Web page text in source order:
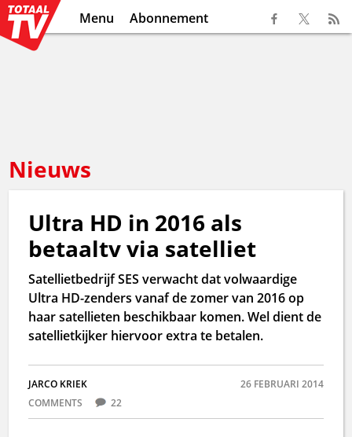
Menu Abonnement
Nieuws
Ultra HD in 2016 als
betaaltv via satelliet
Satellietbedrijf SES verwacht dat volwaardige
Ultra HD-zenders vanaf de zomer van 2016 op
haar satellieten beschikbaar komen. Wel dient de
satellietkijker hiervoor extra te betalen.
JARCO KRIEK
26 FEBRUARI 2014
COMMENTS
22